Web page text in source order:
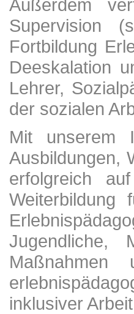
Außerdem
Supervision
Fortbildung
Deeskalation
Lehrer,
der sozialen
Mit unserem
Ausbildungen,
erfolgreich
Weiterbildung
Jugendliche,
inklusiver